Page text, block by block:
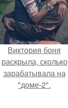
Виктория боня
раскрыла, сколько
зарабатывала на
"доме-2".